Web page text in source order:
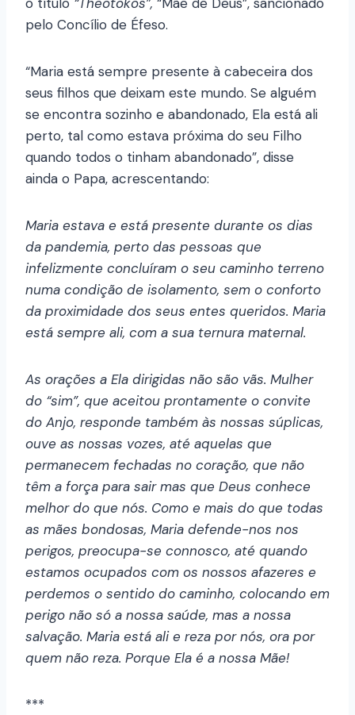
pelo Concílio de Éfeso.
“Maria está sempre presente à cabeceira dos
seus filhos que deixam este mundo. Se alguém
se encontra sozinho e abandonado, Ela está ali
perto, tal como estava próxima do seu Filho
quando todos o tinham abandonado”, disse
ainda o Papa, acrescentando:
Maria estava e está presente durante os dias
da pandemia, perto das pessoas que
infelizmente concluíram o seu caminho terreno
numa condição de isolamento, sem o conforto
da proximidade dos seus entes queridos. Maria
está sempre ali, com a sua ternura maternal.
As orações a Ela dirigidas não são vãs. Mulher
do “sim”, que aceitou prontamente o convite
do Anjo, responde também às nossas súplicas,
ouve as nossas vozes, até aquelas que
permanecem fechadas no coração, que não
têm a força para sair mas que Deus conhece
melhor do que nós. Como e mais do que todas
as mães bondosas, Maria defende-nos nos
perigos, preocupa-se connosco, até quando
estamos ocupados com os nossos afazeres e
perdemos o sentido do caminho, colocando em
perigo não só a nossa saúde, mas a nossa
salvação. Maria está ali e reza por nós, ora por
quem não reza. Porque Ela é a nossa Mãe!
***